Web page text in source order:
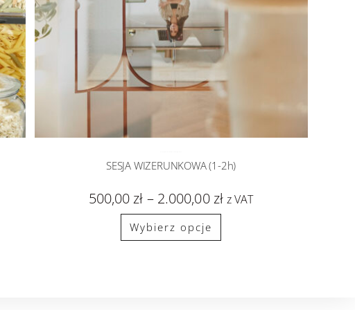
SESJA WIZERUNKOWA (1-2h)
500,00zł – 2.000,00zł z VAT
Wybierz opcje